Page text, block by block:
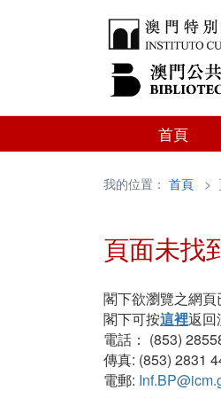
首頁
我的位置： 首頁 >
頁面未找
閣下欲瀏覽之網頁
閣下可按這裡返回
電話： (853)
傳真: (853) 2831
電郵: